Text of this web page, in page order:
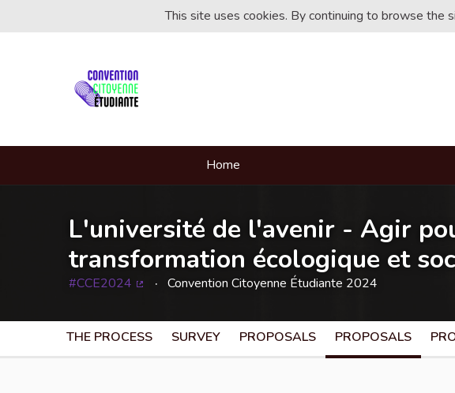
This site uses cookies. By continuing to browse the
Home
L'université de l'avenir - Agir
transformation écologique et
#CCE2024 Convention Citoyenne Étudiante 2024
THE PROCESS SURVEY PROPOSALS PROPOSALS